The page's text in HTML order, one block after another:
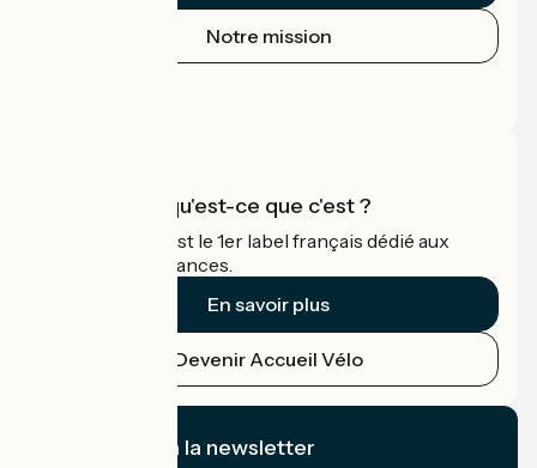
Notre mission
Accueil Vélo qu'est-ce que c'est ?
Accueil Vélo c'est le 1er label français dédié aux
cyclistes en vacances.
En savoir plus
Devenir Accueil Vélo
Je m'abonne à la newsletter